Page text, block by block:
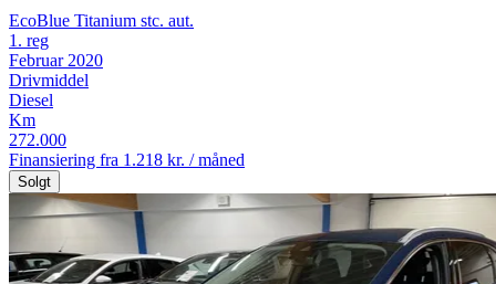
EcoBlue Titanium stc. aut.
1. reg
Februar 2020
Drivmiddel
Diesel
Km
272.000
Finansiering fra 1.218 kr. / måned
Solgt